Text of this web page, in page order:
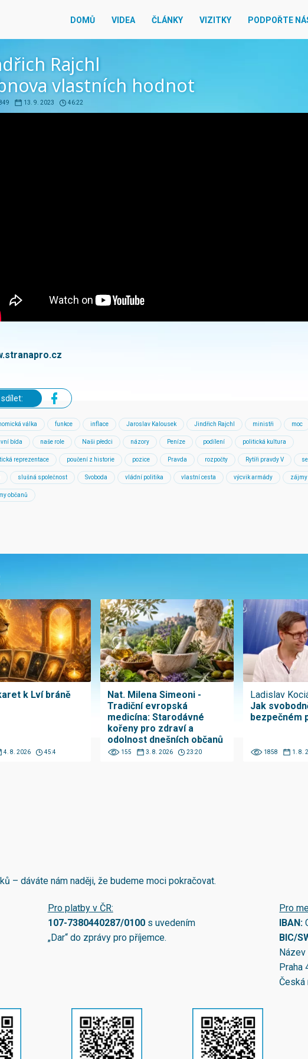
DOMŮ VIDEA ČLÁNKY VIZITKY PODPOŘTE
Rajchl
vlastních hodnot
13. 9. 2023 46:22
sdílet:
válka funkce inflace Jaroslav Kalousek Jindřich Rajchl ministři moc
bída naše role Naši předci názory Peníze podílení politická kultura
reprezentace poučení z historie pozice Pravda rozpočty Rytíři pravdy V
slušná společnost Svoboda vládní politika vlastní cesta výcvik armády zájmy
občanů
k Lví bráně
4. 8. 2026 45:4
Nat. Milena Simeoni -
Tradiční evropská
medicína: Starodávné
kořeny pro zdraví a
odolnost dnešních občanů
155 3. 8. 2026 23:20
Ladislav
Jak
bezpečném
1858 1. 8.
– dáváte nám naději, že budeme moci pokračovat.
Pro platby v ČR:
107-7380440287/0100s uvedením
„Dar“ do zprávy pro příjemce.
Pro
IBAN:
BIC/
Název
Praha
Česká